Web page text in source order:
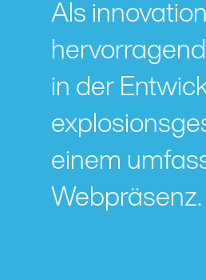
Als
in der
einem
Webpräsenz.